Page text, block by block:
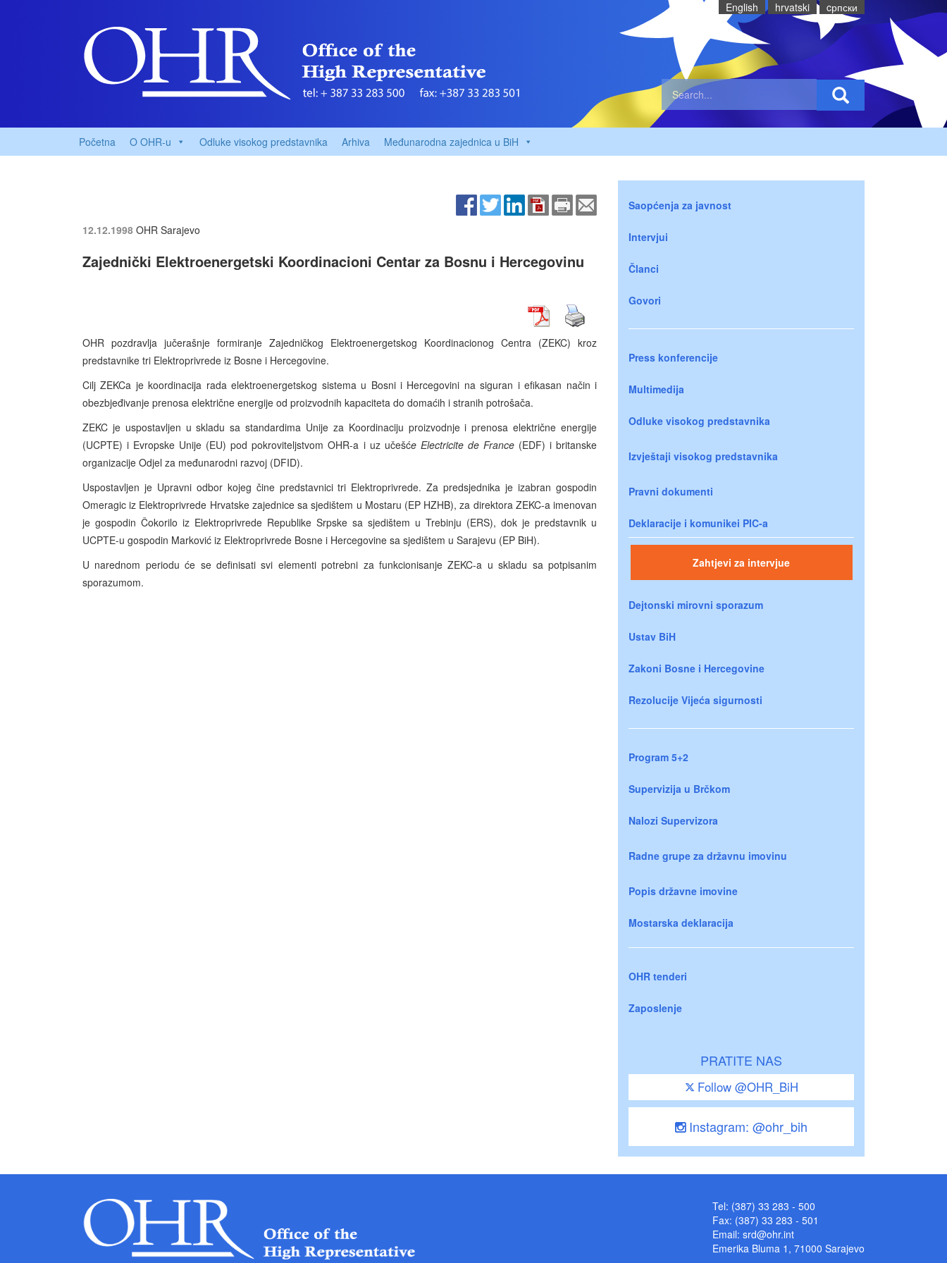
English hrvatski cрпски
Početna O OHR-u Odluke visokog predstavnika Arhiva Međunarodna zajednica u BiH
12.12.1998 OHR Sarajevo
Zajednički Elektroenergetski Koordinacioni Centar za Bosnu i Hercegovinu
OHR pozdravlja jučerašnje formiranje Zajedničkog Elektroenergetskog Koordinacionog Centra (ZEKC) kroz
predstavnike tri Elektroprivrede iz Bosne i Hercegovine.
Cilj ZEKCa je koordinacija rada elektroenergetskog sistema u Bosni i Hercegovini na siguran i efikasan način i
obezbjeđivanje prenosa električne energije od proizvodnih kapaciteta do domaćih i stranih potrošača.
ZEKC je uspostavljen u skladu sa standardima Unije za Koordinaciju proizvodnje i prenosa električne energije
(UCPTE) i Evropske Unije (EU) pod pokroviteljstvom OHR-a i uz učešće Electricite de France(EDF) i britanske
organizacije Odjel za međunarodni razvoj (DFID).
Uspostavljen je Upravni odbor kojeg čine predstavnici tri Elektroprivrede. Za predsjednika je izabran gospodin
Omeragic iz Elektroprivrede Hrvatske zajednice sa sjedištem u Mostaru (EP HZHB), za direktora ZEKC-a imenovan
je gospodin Čokorilo iz Elektroprivrede Republike Srpske sa sjedištem u Trebinju (ERS), dok je predstavnik u
UCPTE-u gospodin Marković iz Elektroprivrede Bosne i Hercegovine sa sjedištem u Sarajevu (EP BiH).
U narednom periodu će se definisati svi elementi potrebni za funkcionisanje ZEKC-a u skladu sa potpisanim
sporazumom.
Saopćenja za javnost
Intervjui
Članci
Govori
Press konferencije
Multimedija
Odluke visokog predstavnika
Izvještaji visokog predstavnika
Pravni dokumenti
Deklaracije i komunikei PIC-a
Zahtjevi za intervjue
Dejtonski mirovni sporazum
Ustav BiH
Zakoni Bosne i Hercegovine
Rezolucije Vijeća sigurnosti
Program 5+2
Supervizija u Brčkom
Nalozi Supervizora
Radne grupe za državnu imovinu
Popis državne imovine
Mostarska deklaracija
OHR tenderi
Zaposlenje
PRATITE NAS
Follow @OHR_BiH
Instagram: @ohr_bih
Tel: (387) 33 283 - 500
Fax: (387) 33 283 - 501
Email: srd@ohr.int
Emerika Bluma 1, 71000 Sarajevo